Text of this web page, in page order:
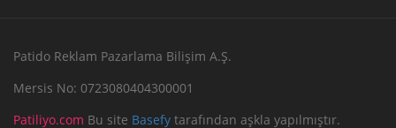
Patido Reklam Pazarlama Bilişim A.Ş.
Mersis No: 0723080404300001
Patiliyo.com Bu site Basefy tarafından aşkla yapılmıştır.